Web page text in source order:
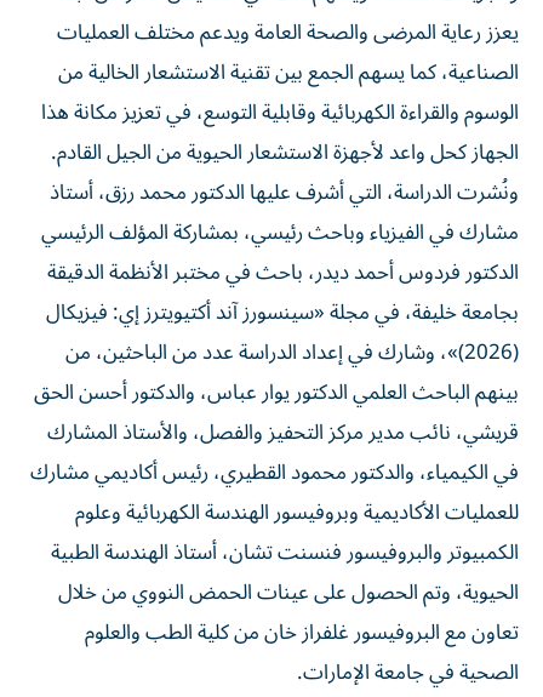
يعزز رعاية المرضى والصحة العامة ويدعم مختلف العمليات
الصناعية، كما يسهم الجمع بين تقنية الاستشعار الخالية من
الوسوم والقراءة الكهربائية وقابلية التوسع، في تعزيز مكانة هذا
الجهاز كحل واعد لأجهزة الاستشعار الحيوية من الجيل القادم.
ونُشرت الدراسة، التي أشرف عليها الدكتور محمد رزق، أستاذ
مشارك في الفيزياء وباحث رئيسي، بمشاركة المؤلف الرئيسي
الدكتور فردوس أحمد ديدر، باحث في مختبر الأنظمة الدقيقة
بجامعة خليفة، في مجلة «سينسورز آند أكتيويترز إي: فيزيكال
(2026)»، وشارك في إعداد الدراسة عدد من الباحثين، من
بينهم الباحث العلمي الدكتور يوار عباس، والدكتور أحسن الحق
قريشي، نائب مدير مركز التحفيز والفصل، والأستاذ المشارك
في الكيمياء، والدكتور محمود القطيري، رئيس أكاديمي مشارك
للعمليات الأكاديمية وبروفيسور الهندسة الكهربائية وعلوم
الكمبيوتر والبروفيسور فنسنت تشان، أستاذ الهندسة الطبية
الحيوية، وتم الحصول على عينات الحمض النووي من خلال
تعاون مع البروفيسور غلفراز خان من كلية الطب والعلوم
الصحية في جامعة الإمارات.